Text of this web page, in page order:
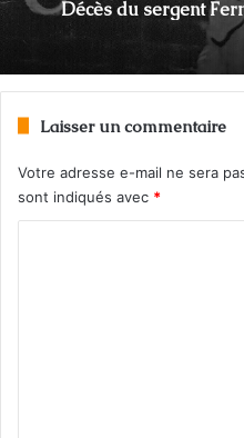
Décès du sergent
Laisser un commentaire
Votre adresse e-mail ne sera
sont indiqués avec *